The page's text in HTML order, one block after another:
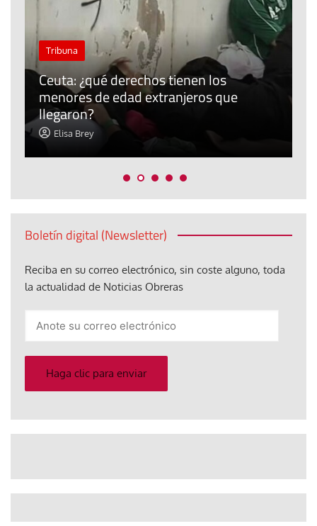
Tribuna
Ceuta: ¿qué derechos tienen los
menores de edad extranjeros que
llegaron?
Elisa Brey
Boletín digital (Newsletter)
Reciba en su correo electrónico, sin coste alguno, toda
la actualidad de Noticias Obreras
electrónico
Haga clic para enviar